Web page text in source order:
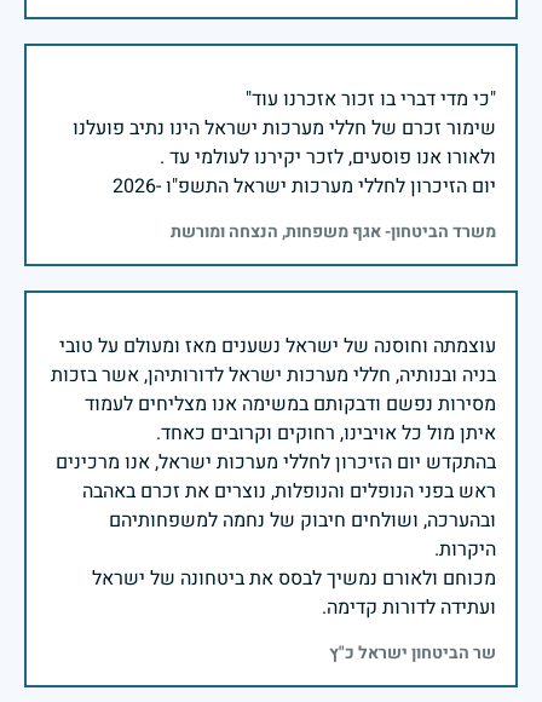
שימור זכרם של חללי מערכות ישראל הינו נתיב פועלנו
יום הזיכרון לחללי מערכות ישראל התשפ"ו -2026
משרד הביטחון- אגף משפחות, הנצחה ומורשת
עוצמתה וחוסנה של ישראל נשענים מאז ומעולם על טובי
בניה ובנותיה, חללי מערכות ישראל לדורותיהן, אשר בזכות
מסירות נפשם ודבקותם במשימה אנו מצליחים לעמוד
בהתקדש יום הזיכרון לחללי מערכות ישראל, אנו מרכינים
ראש בפני הנופלים והנופלות, נוצרים את זכרם באהבה
ובהערכה, ושולחים חיבוק של נחמה למשפחותיהם
מכוחם ולאורם נמשיך לבסס את ביטחונה של ישראל
ועתידה לדורות קדימה.
שר הביטחון ישראל כ"ץ